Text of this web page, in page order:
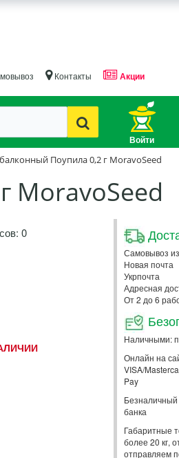
Контакты Акции
Войти
Поупила 0,2 г MoravoSeed
MoravoSeed
0
Самовывоз
Новая почта
Укрпочта
Адресная
От 2 до 6
Наличными:
Онлайн на
VISA/
Pay
Безналичный
банка
Габаритные
более 20 кг,
отправляем